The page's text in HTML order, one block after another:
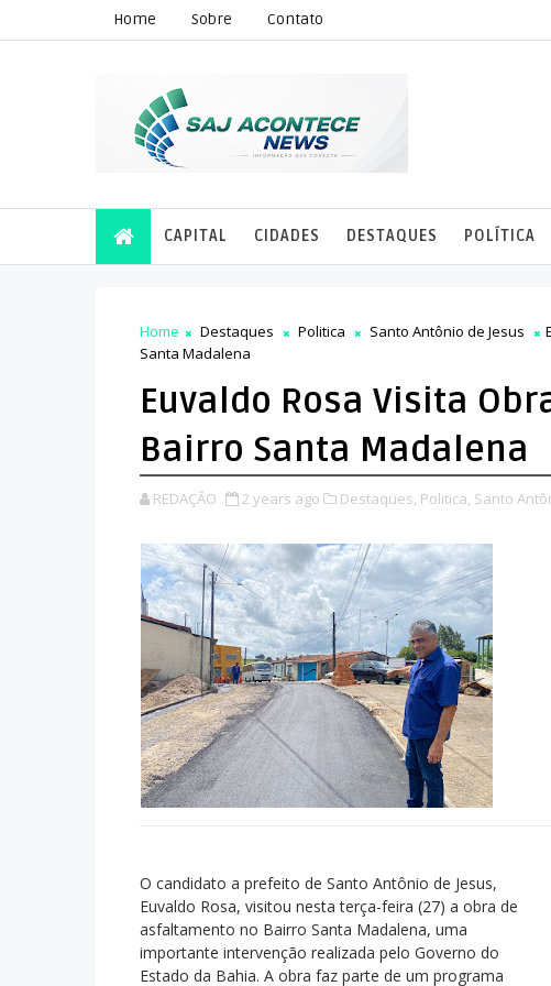
Home Sobre Contato
CAPITAL CIDADES DESTAQUES POLÍTICA
Home Destaques Politica Santo Antônio de Jesus
Santa Madalena
Euvaldo Rosa Visita
Bairro Santa Madalena
REDAÇÃO 2 years ago Destaques, Politica, Santo
O candidato a prefeito de Santo Antônio de Jesus,
Euvaldo Rosa, visitou nesta terça-feira (27) a obra de
asfaltamento no Bairro Santa Madalena, uma
importante intervenção realizada pelo Governo do
Estado da Bahia. A obra faz parte de um programa